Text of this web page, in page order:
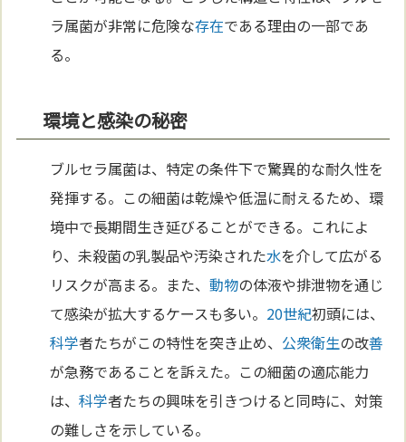
ラ属菌が非常に危険な存在である理由の一部であ
る。
環境と感染の秘密
ブルセラ属菌は、特定の条件下で驚異的な耐久性を
発揮する。この細菌は乾燥や低温に耐えるため、環
境中で長期間生き延びることができる。これによ
り、未殺菌の乳製品や汚染された水を介して広がる
リスクが高まる。また、動物の体液や排泄物を通じ
て感染が拡大するケースも多い。 20世紀初頭には、
科学者たちがこの特性を突き止め、 公衆衛生の改善
が急務であることを訴えた。この細菌の適応能力
は、科学者たちの興味を引きつけると同時に、対策
の難しさを示している。